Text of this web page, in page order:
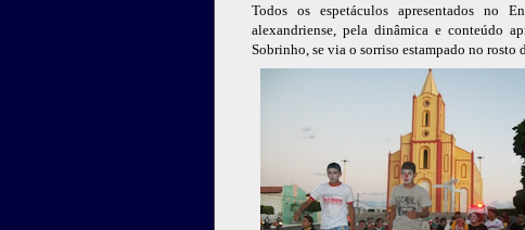
Todos os espetáculos apresentados no
alexandriense, pela dinâmica e conteúdo
Sobrinho, se via o sorriso estampado no rosto